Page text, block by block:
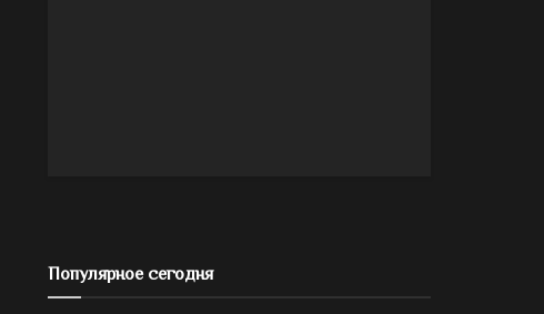
Популярное сегодня